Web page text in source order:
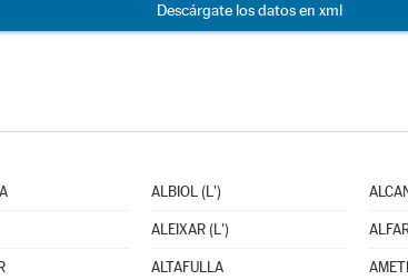
Descárgate los datos en xml
ALBIOL (L')
ALEIXAR (L')
ALTAFULLA